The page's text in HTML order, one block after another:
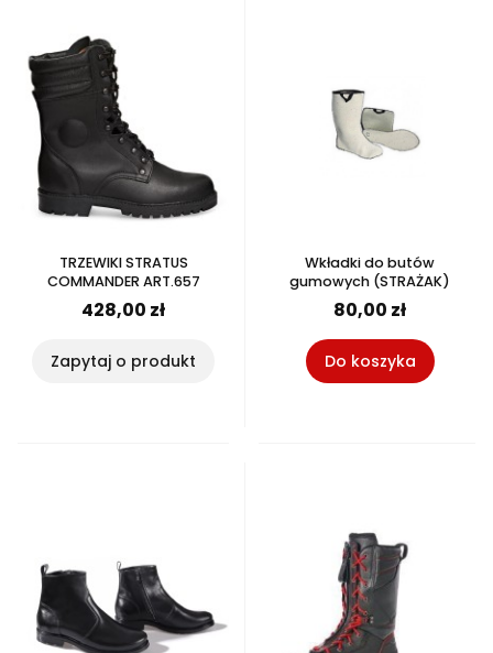
TRZEWIKI STRATUS
COMMANDER ART.657
428,00 zł
Zapytaj o produkt
Wkładki do butów
gumowych (STRAŻAK)
80,00 zł
Do koszyka